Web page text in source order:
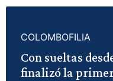
COLOMBOFILIA
Con sueltas
finalizó la